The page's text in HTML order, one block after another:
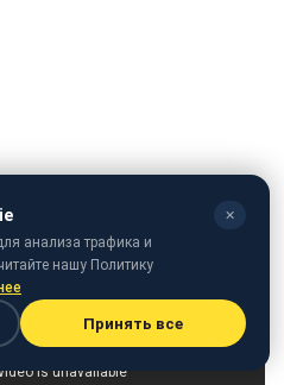
✕
анализа трафика и
нашу Политику
Принять все